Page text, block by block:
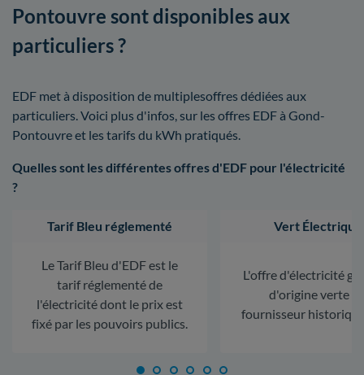
Pontouvre sont disponibles aux
particuliers ?
EDF met à disposition de multiplesoffres dédiées aux
particuliers. Voici plus d'infos, sur les offres EDF à Gond-
Pontouvre et les tarifs du kWh pratiqués.
Quelles sont les différentes offres d'EDF pour l'électricité
?
Tarif Bleu réglementé
Le Tarif Bleu d'EDF est le
tarif réglementé de
l'électricité dont le prix est
fixé par les pouvoirs publics.
Vert Électrique
L'offre d'électricité
d'origine verte
fournisseur